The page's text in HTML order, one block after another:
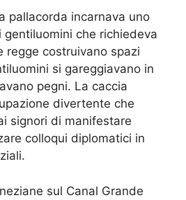
pallacorda incarnava uno
che richiedeva
regge costruivano spazi
si gareggiavano in
pegni. La caccia
divertente che
signori di manifestare
colloqui diplomatici in
sul Canal Grande